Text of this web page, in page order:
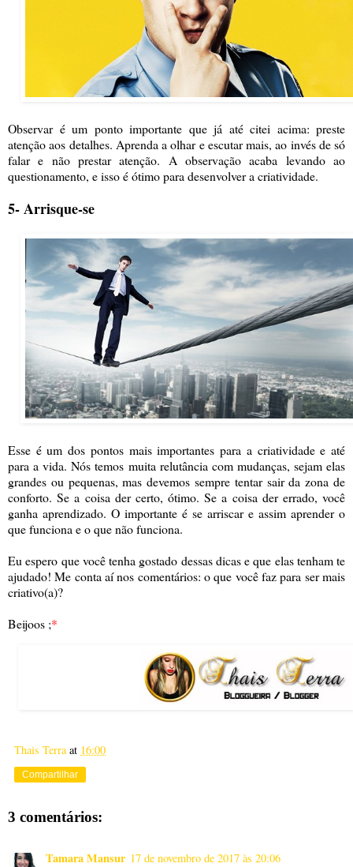
Observar é um ponto importante que já até citei acima: preste
atenção aos detalhes. Aprenda a olhar e escutar mais, ao invés de só
falar e não prestar atenção. A observação acaba levando ao
questionamento, e isso é ótimo para desenvolver a criatividade.
5- Arrisque-se
Esse é um dos pontos mais importantes para a criatividade e até
para a vida. Nós temos muita relutância com mudanças, sejam elas
grandes ou pequenas, mas devemos sempre tentar sair da zona de
conforto. Se a coisa der certo, ótimo. Se a coisa der errado, você
ganha aprendizado. O importante é se arriscar e assim aprender o
que funciona e o que não funciona.
Eu espero que você tenha gostado dessas dicas e que elas tenham te
ajudado! Me conta aí nos comentários: o que você faz para ser mais
criativo(a)?
Beijoos ;*
Thais Terra at 16:00
Compartilhar
3 comentários:
Tamara Mansur 17 de novembro de 2017 às 20:06